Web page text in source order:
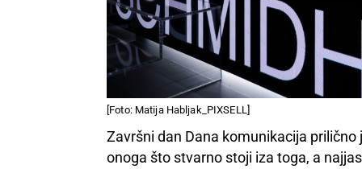
[Foto: Matija Habljak_PIXSELL]
Završni dan Dana komunikacija
onoga što stvarno stoji iza toga, a